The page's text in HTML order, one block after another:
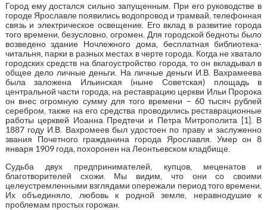
Город ему достался сильно запущенным. При его руководстве в
городе Ярославле появились водопровод и трамвай, телефонная
связь и электрическое освещение. Его вклад в развитие города
того времени, безусловно, огромен. Для городской бедноты было
возведено здание Ночлежного дома, бесплатная библиотека-
читальня, парки в разных местах в черте города. Когда не хватало
городских средств на благоустройство города, то он вкладывал в
общее дело личные деньги. На личные деньги И.В. Вахрамеева
была заложена Ильинская (ныне Советская) площадь в
центральной части города, на реставрацию церкви Ильи Пророка
он внес огромную сумму для того времени – 60 тысяч рублей
серебром, также на его средства проводились реставрационные
работы церквей Иоанна Предтечи и Петра Митрополита [1]. В
1887 году И.В. Вахромеев был удостоен по праву и заслуженно
звания Почетного гражданина города Ярославля. Умер он 8
января 1909 года, похоронен на Леонтьевском кладбище.
Судьба двух предпринимателей, купцов, меценатов и
благотворителей схожи. Мы видим, что они со своими
целеустремленными взглядами опережали период того времени.
Их объединяло, любовь к родной земле, неравнодушие к
проблемам простых горожан.